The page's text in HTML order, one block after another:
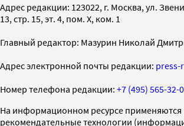
Адрес редакции: 123022, г. Москва, ул.
13, стр. 15, эт. 4, пом. X, ком. 1
Главный редактор: Мазурин Николай
Адрес электронной почты редакции: press-
Номер телефона редакции: +7 (495) 565-32-
На информационном ресурсе применяются
рекомендательные технологии